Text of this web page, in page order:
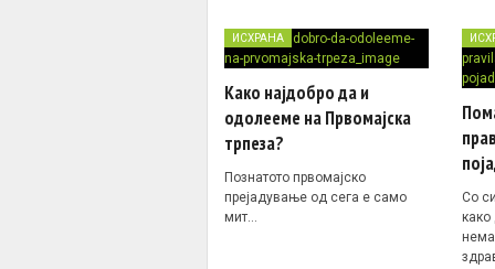
ИСХРАНА
Како најдобро да и
одолееме на Првомајска
трпеза?
Познатото првомајско
прејадување од сега е само
мит…
Со
како
нема